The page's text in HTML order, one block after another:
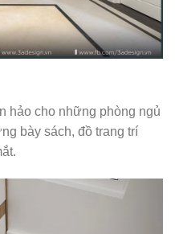
hảo cho những phòng ngủ
bày sách, đồ trang trí